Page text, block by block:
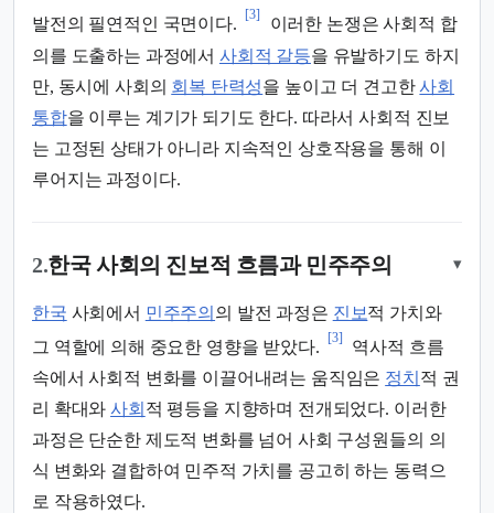
발전의 필연적인 국면이다.
[3]
이러한 논쟁은 사회적 합
의를 도출하는 과정에서 사회적 갈등을 유발하기도 하지
만, 동시에 사회의 회복 탄력성을 높이고 더 견고한사회
통합을 이루는 계기가 되기도 한다. 따라서 사회적 진보
는 고정된 상태가 아니라 지속적인 상호작용을 통해 이
루어지는 과정이다.
2.한국 사회의 진보적 흐름과 민주주의 ▾
한국 사회에서 민주주의 의 발전 과정은 진보적 가치와
그 역할에 의해 중요한 영향을 받았다.
[3]
역사적 흐름
속에서 사회적 변화를 이끌어내려는 움직임은 정치 적 권
리 확대와사회 적 평등을 지향하며 전개되었다. 이러한
과정은 단순한 제도적 변화를 넘어 사회 구성원들의 의
식 변화와 결합하여 민주적 가치를 공고히 하는 동력으
로 작용하였다.